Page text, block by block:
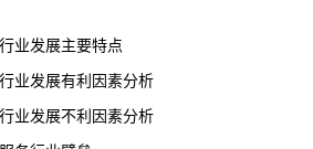
发展主要特点
发展有利因素分析
发展不利因素分析